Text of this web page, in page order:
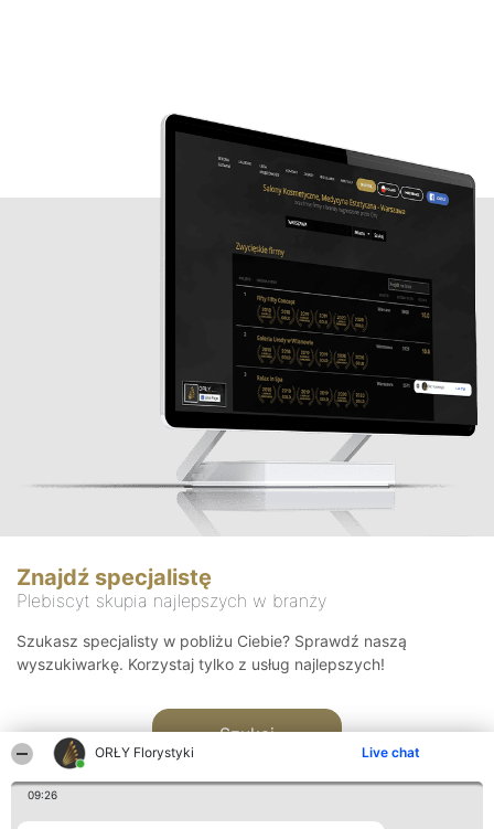
ORŁY Florystyki Live chat
09:26
Znajdź specjalistę
Plebiscyt skupia najlepszych w branży
Szukasz specjalisty w pobliżu Ciebie? Sprawdź naszą
wyszukiwarkę. Korzystaj tylko z usług najlepszych!
Szukaj